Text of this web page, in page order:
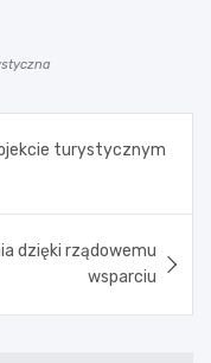
turystycznym
dzięki rządowemu
wsparciu